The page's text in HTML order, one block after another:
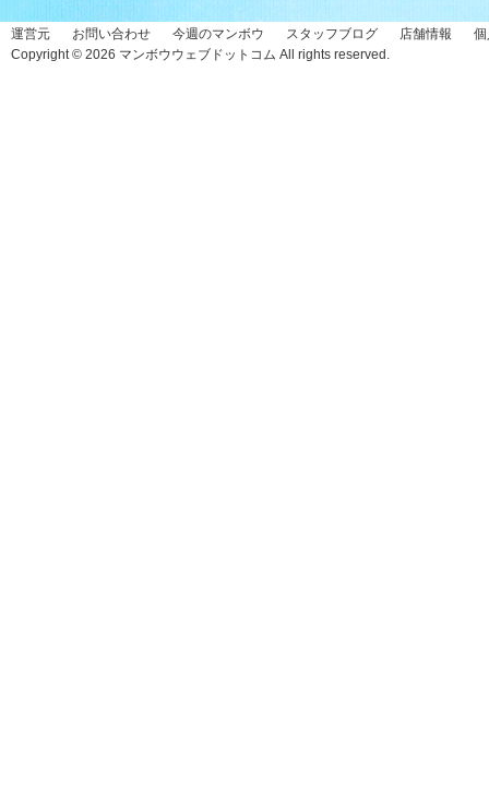
運営元 お問い合わせ 今週のマンボウ スタッフブログ 店舗情報
Copyright © 2026 マンボウウェブドットコム All rights reserved.